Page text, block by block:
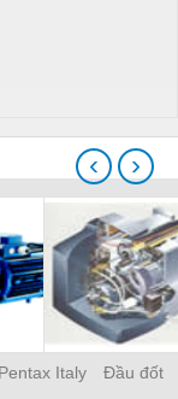
Italy Đầu đốt
‹ ›